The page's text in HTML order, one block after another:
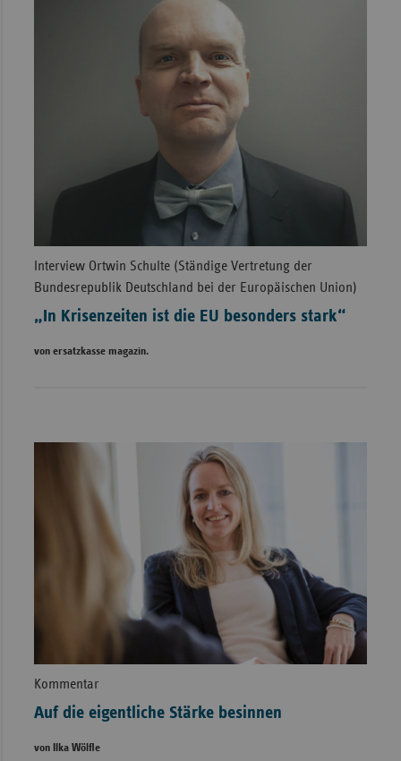
Interview Ortwin Schulte (Ständige Vertretung der
Bundesrepublik Deutschland bei der Europäischen Union)
„In Krisenzeiten ist die EU besonders stark“
von ersatzkasse magazin.
Kommentar
Auf die eigentliche Stärke besinnen
von Ilka Wölfle